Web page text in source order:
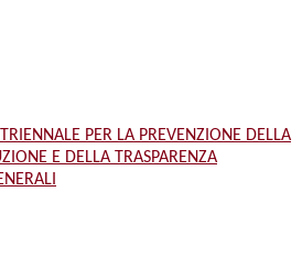
PER LA PREVENZIONE DELLA
E DELLA TRASPARENZA